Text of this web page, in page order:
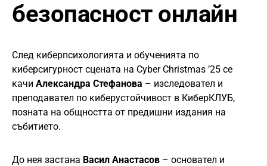
безопасност онлайн
След киберпсихологията и обученията по
киберсигурност сцената на Cyber Christmas ’25 се
качи Александра Стефанова – изследовател и
преподавател по киберустойчивост в КиберКЛУБ,
позната на общността от предишни издания на
събитието.
До нея застана Васил Анастасов – основател и